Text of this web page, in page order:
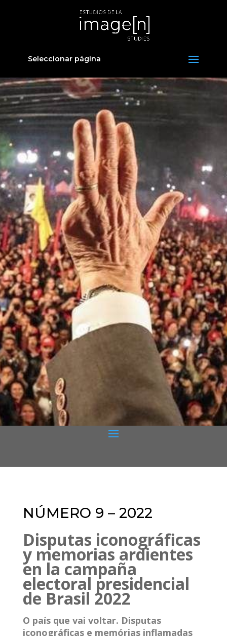
Seleccionar página
NÚMERO 9 – 2022
Disputas iconográficas
y memorias ardientes
en la campaña
electoral presidencial
de Brasil 2022
O país que vai voltar. Disputas
iconográficas e memórias inflamadas